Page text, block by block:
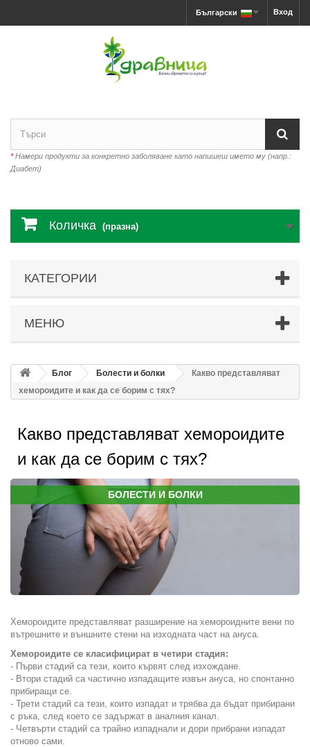
Вход
Български
*Намери продукти за конкретно заболяване като напишеш името му (напр.:
Диабет)
Количка (празна)
КАТЕГОРИИ
МЕНЮ
Блог Болести и болки
Какво представляват
хемороидите и как да се борим с тях?
Какво представляват хемороидите
и как да се борим с тях?
БОЛЕСТИ И БОЛКИ
Хемороидите представляват разширение на хемороидните вени по
вътрешните и външните стени на изходната част на ануса.
Хемороидите се класифицират в четири стадия:
- Първи стадий са тези, които кървят след изхождане.
- Втори стадий са частично изпадащите извън ануса, но спонтанно
прибиращи се.
- Трети стадий са тези, които изпадат и трябва да бъдат прибирани
с ръка, след което се задържат в аналния канал.
- Четвърти стадий са трайно изпаднали и дори прибрани изпадат
отново сами.